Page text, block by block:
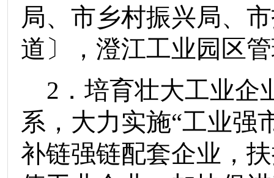
局、 市乡村振兴局、
道〕
， 澄江工业园区
2 ．培育壮大工业企
系，大力实施“工业强
补链强链配套企业，